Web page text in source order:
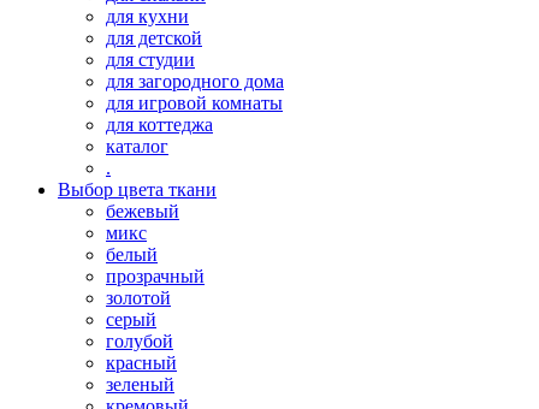
для кухни
для детской
для студии
для загородного дома
для игровой комнаты
для коттеджа
каталог
.
Выбор цвета ткани
бежевый
микс
белый
прозрачный
золотой
серый
голубой
красный
зеленый